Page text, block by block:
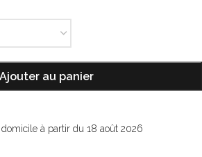
Ajouter au panier
domicile à partir du 18 août 2026